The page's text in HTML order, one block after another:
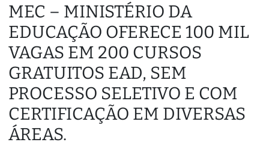
MEC – MINISTÉRIO DA
EDUCAÇÃO OFERECE 100 MIL
VAGAS EM 200 CURSOS
GRATUITOS EAD, SEM
PROCESSO SELETIVO E COM
CERTIFICAÇÃO EM DIVERSAS
ÁREAS.